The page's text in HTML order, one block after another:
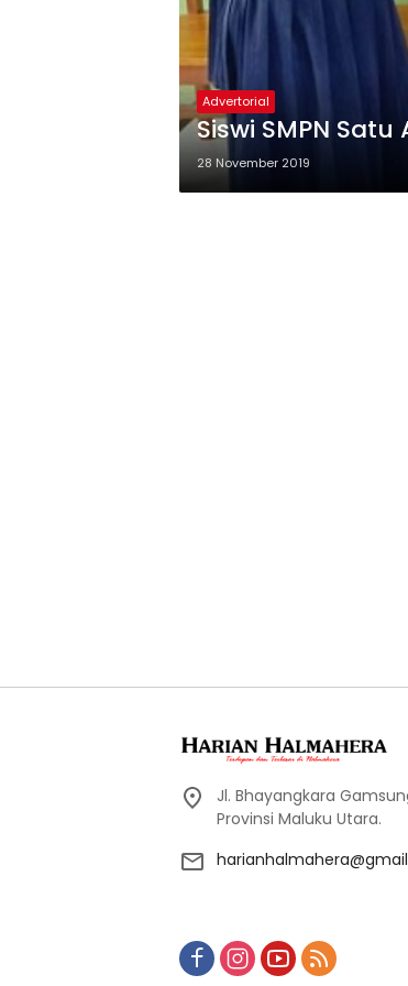
Advertorial
Siswi SMPN
28 November 2019
Jl. Bhayangkara
Provinsi Maluku Utara.